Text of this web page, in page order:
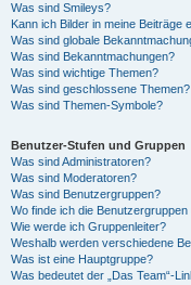
Was sind Smileys?
Kann ich Bilder in meine Beiträge
Was sind globale
Was sind Bekanntmachungen?
Was sind wichtige Themen?
Was sind geschlossene Themen?
Was sind Themen-Symbole?
Benutzer-Stufen und Gruppen
Was sind Administratoren?
Was sind Moderatoren?
Was sind Benutzergruppen?
Wo finde ich die
Wie werde ich Gruppenleiter?
Weshalb werden verschiedene
Was ist eine Hauptgruppe?
Was bedeutet der „Das Team“-